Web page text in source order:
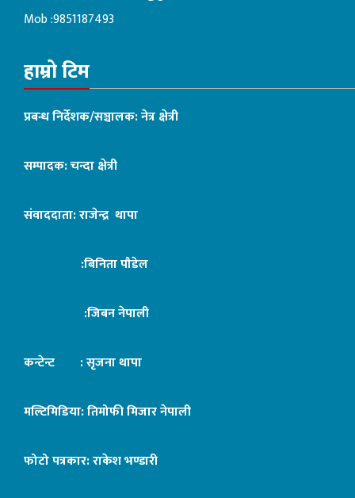
Mob :9851187493
हाम्रो टिम
प्रबन्ध निर्देशक/सञ्चालक: नेत्र क्षेत्री
सम्पादक: चन्दा क्षेत्री
संवाददाता: राजेन्द्र थापा
:बिनिता पौडेल
:जिबन नेपाली
कन्टेन्ट : सृजना थापा
मल्टिमिडिया: तिमोफी मिजार नेपाली
फोटो पत्रकार: राकेश भण्डारी